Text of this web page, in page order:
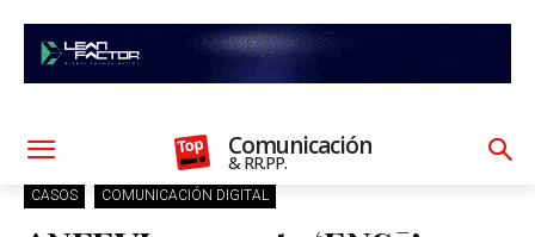
Comunicación
& RR.PP.
CASOS COMUNICACIÓN DIGITAL